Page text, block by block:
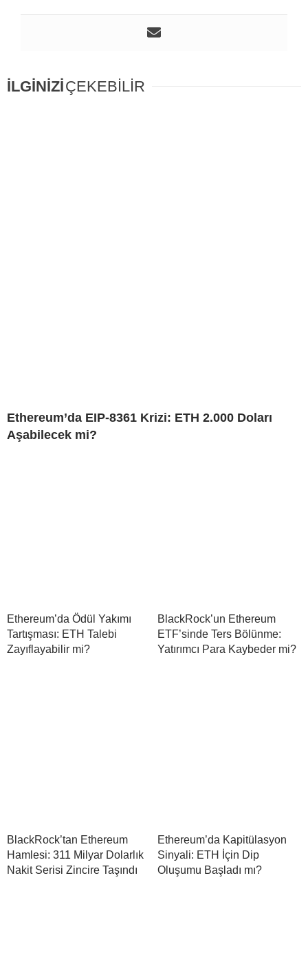
İLGİNİZİÇEKEBİLİR
Ethereum’da EIP-8361 Krizi: ETH 2.000 Doları
Aşabilecek mi?
Ethereum’da Ödül Yakımı
Tartışması: ETH Talebi
Zayıflayabilir mi?
BlackRock’un Ethereum
ETF’sinde Ters Bölünme:
Yatırımcı Para Kaybeder mi?
BlackRock’tan Ethereum
Hamlesi: 311 Milyar Dolarlık
Nakit Serisi Zincire Taşındı
Ethereum’da Kapitülasyon
Sinyali: ETH İçin Dip
Oluşumu Başladı mı?